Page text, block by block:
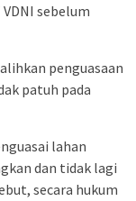
sebelum
penguasaan
patuh pada
lahan
dan tidak lagi
secara hukum